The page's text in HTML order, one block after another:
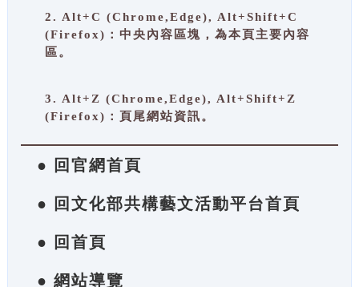
2. Alt+C (Chrome,Edge), Alt+Shift+C
(Firefox)：中央內容區塊，為本頁主要內容
區。
3. Alt+Z (Chrome,Edge), Alt+Shift+Z
(Firefox)：頁尾網站資訊。
● 回官網首頁
● 回文化部共構藝文活動平台首頁
● 回首頁
● 網站導覽